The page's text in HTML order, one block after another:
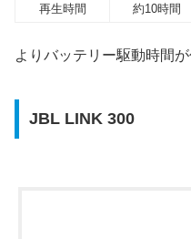
再生時間
約10時間
よりバッテリー駆動時間
JBL LINK 300